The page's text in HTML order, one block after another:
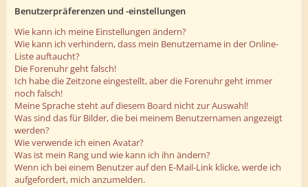
Benutzerpräferenzen und -einstellungen
Wie kann ich meine Einstellungen ändern?
Wie kann ich verhindern, dass mein Benutzername in der Online-
Liste auftaucht?
Die Forenuhr geht falsch!
Ich habe die Zeitzone eingestellt, aber die Forenuhr geht immer
noch falsch!
Meine Sprache steht auf diesem Board nicht zur Auswahl!
Was sind das für Bilder, die bei meinem Benutzernamen angezeigt
werden?
Wie verwende ich einen Avatar?
Was ist mein Rang und wie kann ich ihn ändern?
Wenn ich bei einem Benutzer auf den E-Mail-Link klicke, werde ich
aufgefordert, mich anzumelden.